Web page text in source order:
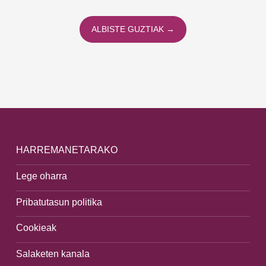
ALBISTE GUZTIAK →
HARREMANETARAKO
Lege oharra
Pribatutasun politika
Cookieak
Salaketen kanala